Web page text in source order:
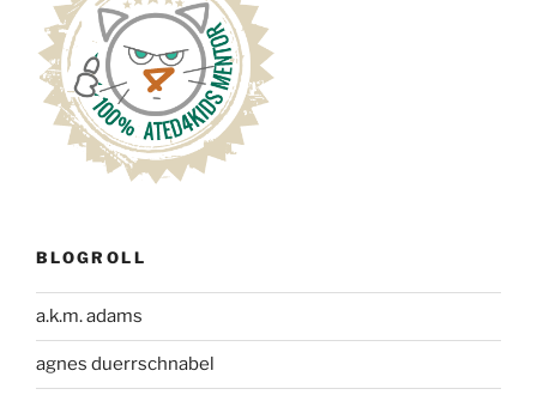
BLOGROLL
a.k.m. adams
agnes duerrschnabel